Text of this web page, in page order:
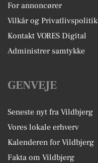
For annoncører
Vilkår og Privatlivspolitik
Kontakt VORES Digital
Administrer samtykke
GENVEJE
Seneste nyt fra Vildbjerg
Vores lokale erhverv
Kalenderen for Vildbjerg
Fakta om Vildbjerg